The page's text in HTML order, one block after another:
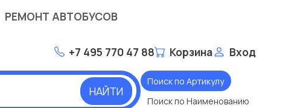
РЕМОНТ АВТОБУСОВ
+7 495 770 47 88 Корзина Вход
НАЙТИ
Поиск по Артикулу
Поиск по Наименованию